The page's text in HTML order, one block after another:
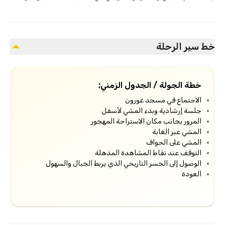
خط سير الرحلة
خطة الجولة / الجدول الزمني;
الاجتماع في مسجد غورون
جلسة إرشادية وبدء المشي لأسفل
المرور بجانب مكان الاستراحة المهجور
المشي عبر الغابة
المشي على الحواف
التوقف عند نقاط المشاهدة المذهلة
الوصول إلى الجسر التاريخي الذي يربط الجبال والسهول
العودة